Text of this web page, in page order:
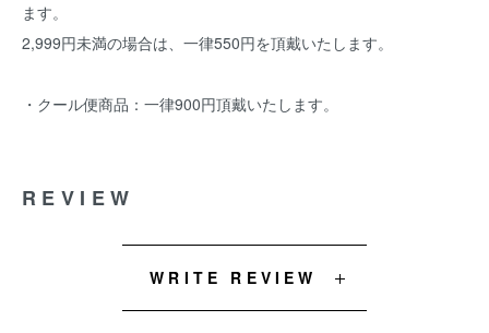
ます。
2,999円未満の場合は、一律550円を頂戴いたします。
・クール便商品：一律900円頂戴いたします。
REVIEW
WRITE REVIEW